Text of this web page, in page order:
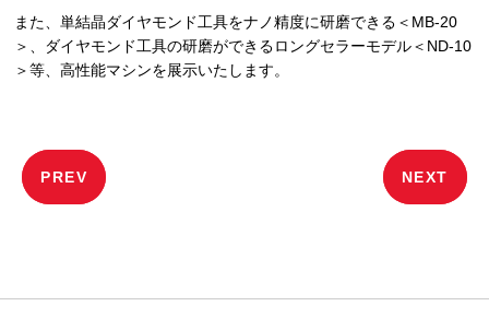
また、単結晶ダイヤモンド工具をナノ精度に研磨できる＜MB-20
＞、ダイヤモンド工具の研磨ができるロングセラーモデル＜ND-10
＞等、高性能マシンを展示いたします。
ー
PREV NEXT